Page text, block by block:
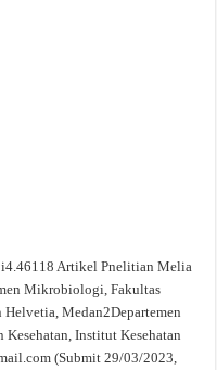
Artikel Pnelitian Melia
Mikrobiologi, Fakultas
Helvetia, Medan2Departemen
Kesehatan, Institut Kesehatan
(Submit 29/03/2023,